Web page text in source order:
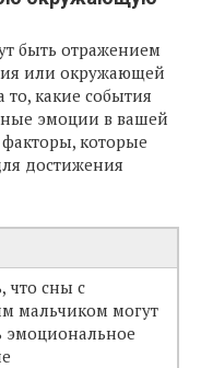
быть отражением
или окружающей
какие события
эмоции в вашей
которые
достижения
что сны с
мальчиком могут
эмоциональное